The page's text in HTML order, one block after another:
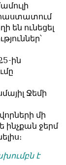
են ունեցել
ին
Ջեմի
մի
ինչքան ջերմ
է